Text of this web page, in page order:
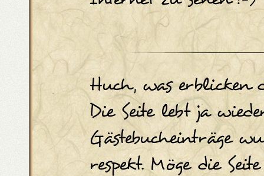
Huch, was erblicken
Die Seite lebt ja
Gästebucheinträge
respekt. Möge die